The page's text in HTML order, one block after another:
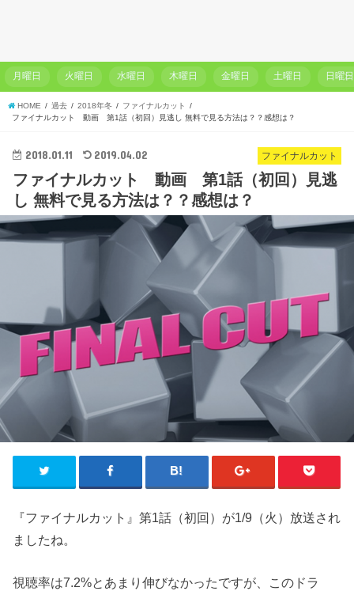
月曜日 火曜日 水曜日 木曜日 金曜日 土曜日 日曜日
HOME 過去 2018年冬
ファイナルカット
ファイナルカット 動画 第1話（初回）見逃し 無料で見る方法は？？感想は？
ファイナルカット
2018.01.11 2019.04.02
ファイナルカット 動画 第1話（初回）見逃
し 無料で見る方法は？？感想は？
『ファイナルカット』第1話（初回）が1/9（火）放送され
ましたね。
視聴率は7.2%とあまり伸びなかったですが、このドラ